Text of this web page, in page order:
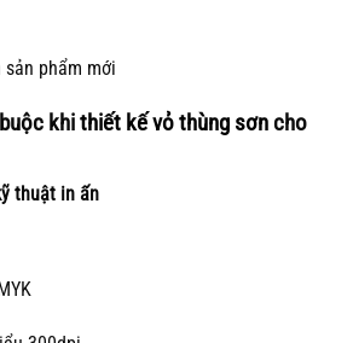
phẩm mới
khithiết kế vỏ thùng sơn cho
thuật in ấn